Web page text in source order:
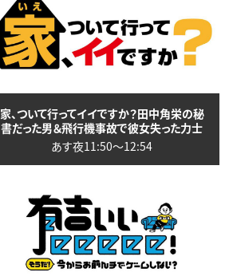
家、ついて行ってイイですか？田中角栄の秘
書だった男＆飛行機事故で彼女失った力士
あす夜11:50〜12:54